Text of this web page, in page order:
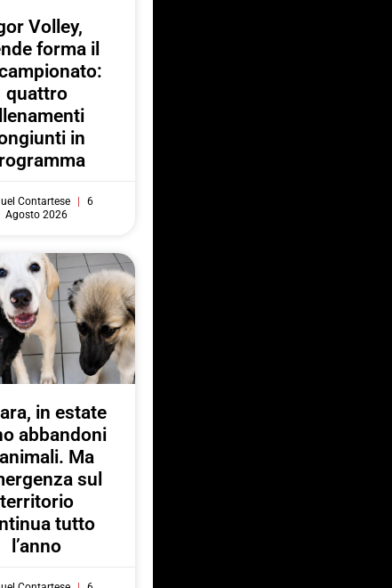
Volley,
forma il
quattro
in
Contartese
6
Agosto 2026
in estate
abbandoni
Ma
sul
territorio
tutto
l’anno